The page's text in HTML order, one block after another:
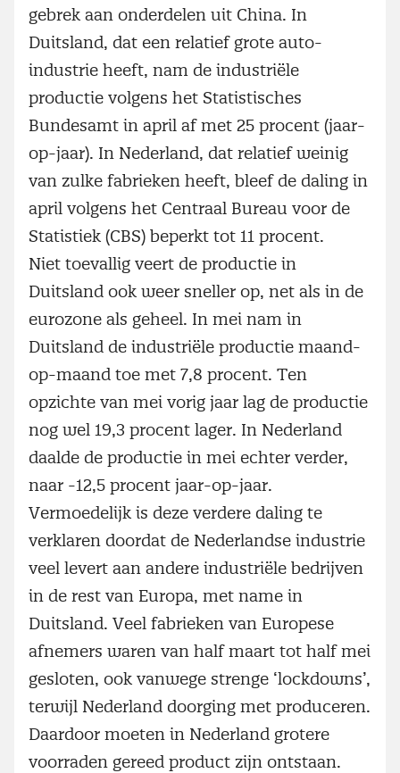
gebrek aan onderdelen uit China. In
Duitsland, dat een relatief grote auto-
industrie heeft, nam de industriële
productie volgens het Statistisches
Bundesamt in april af met 25 procent (jaar-
op-jaar). In Nederland, dat relatief weinig
van zulke fabrieken heeft, bleef de daling in
april volgens het Centraal Bureau voor de
Statistiek (CBS) beperkt tot 11 procent.
Niet toevallig veert de productie in
Duitsland ook weer sneller op, net als in de
eurozone als geheel. In mei nam in
Duitsland de industriële productie maand-
op-maand toe met 7,8 procent. Ten
opzichte van mei vorig jaar lag de productie
nog wel 19,3 procent lager. In Nederland
daalde de productie in mei echter verder,
naar -12,5 procent jaar-op-jaar.
Vermoedelijk is deze verdere daling te
verklaren doordat de Nederlandse industrie
veel levert aan andere industriële bedrijven
in de rest van Europa, met name in
Duitsland. Veel fabrieken van Europese
afnemers waren van half maart tot half mei
gesloten, ook vanwege strenge ‘lockdowns’,
terwijl Nederland doorging met produceren.
Daardoor moeten in Nederland grotere
voorraden gereed product zijn ontstaan.